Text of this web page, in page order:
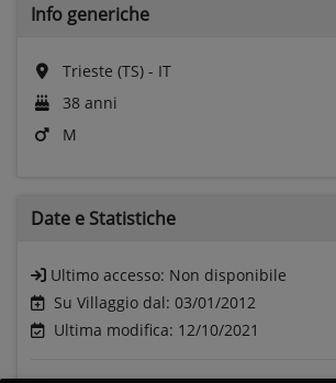
Info generiche
Trieste (TS) - IT
38 anni
M
Date e Statistiche
Ultimo accesso: Non disponibile
Su Villaggio dal: 03/01/2012
Ultima modifica: 12/10/2021